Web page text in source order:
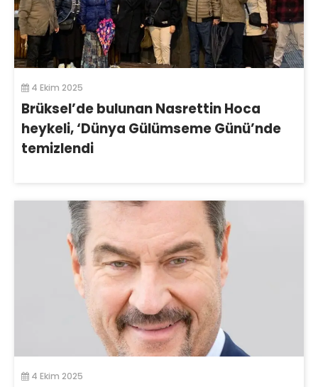
4 Ekim 2025
Brüksel’de bulunan Nasrettin Hoca
heykeli, ‘Dünya Gülümseme Günü’nde
temizlendi
4 Ekim 2025